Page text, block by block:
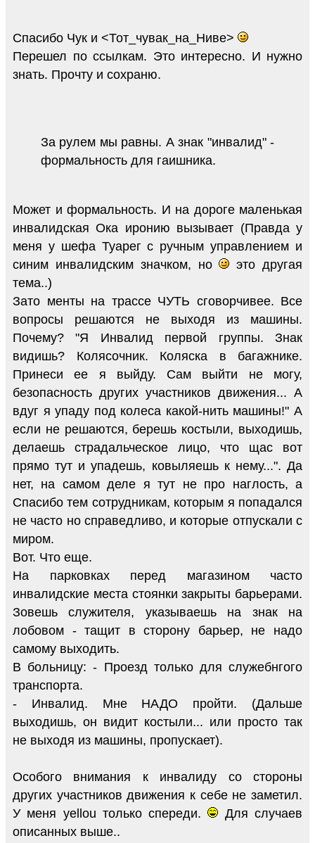
Спасибо Чук и <Тот_чувак_на_Ниве>
Перешел по ссылкам. Это интересно. И нужно
знать. Прочту и сохраню.
За рулем мы равны. А знак "инвалид" -
формальность для гаишника.
Может и формальность. И на дороге маленькая
инвалидская Ока иронию вызывает (Правда у
меня у шефа Туарег с ручным управлением и
синим инвалидским значком, но
это другая
тема..)
Зато менты на трассе ЧУТЬ сговорчивее. Все
вопросы решаются не выходя из машины.
Почему? "Я Инвалид первой группы. Знак
видишь? Колясочник. Коляска в багажнике.
Принеси ее я выйду. Сам выйти не могу,
безопасность других участников движения... А
вдуг я упаду под колеса какой-нить машины!" А
если не решаются, берешь костыли, выходишь,
делаешь страдальческое лицо, что щас вот
прямо тут и упадешь, ковыляешь к нему...". Да
нет, на самом деле я тут не про наглость, а
Спасибо тем сотрудникам, которым я попадался
не часто но справедливо, и которые отпускали с
миром.
Вот. Что еще.
На парковках перед магазином часто
инвалидские места стоянки закрыты барьерами.
Зовешь служителя, указываешь на знак на
лобовом - тащит в сторону барьер, не надо
самому выходить.
В больницу: - Проезд только для служебнгого
транспорта.
- Инвалид. Мне НАДО пройти. (Дальше
выходишь, он видит костыли... или просто так
не выходя из машины, пропускает).
Особого внимания к инвалиду со стороны
других участников движения к себе не заметил.
У меня yellou только спереди.
Для случаев
описанных выше..